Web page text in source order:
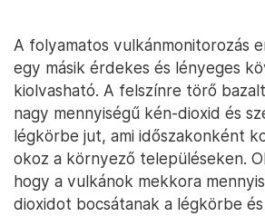
A folyamatos vulkánmonitorozás
egy másik érdekes és lényeges
kiolvasható. A felszínre törő
nagy mennyiségű kén-dioxid és
légkörbe jut, ami időszakonként
okoz a környező településeken.
hogy a vulkánok mekkora
dioxidot bocsátanak a légkörbe